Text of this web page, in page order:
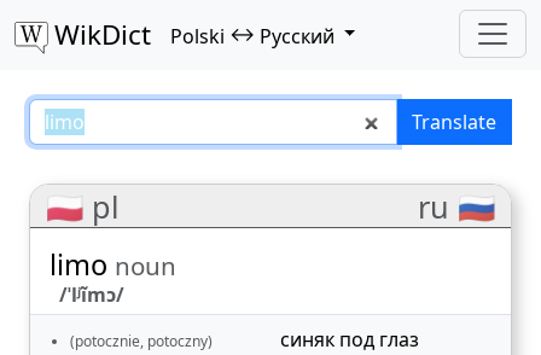
WikDict Polski ↔ Русский
limo – Polski–Русский Translate
🇵🇱 pl ru 🇷🇺
limo noun
/ˈlʲĩmɔ/
(potocznie, potoczny)
синяк под глаз